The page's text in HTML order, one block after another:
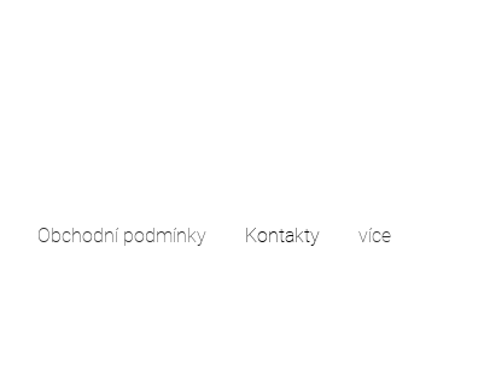
Obchodní podmínky Kontakty více